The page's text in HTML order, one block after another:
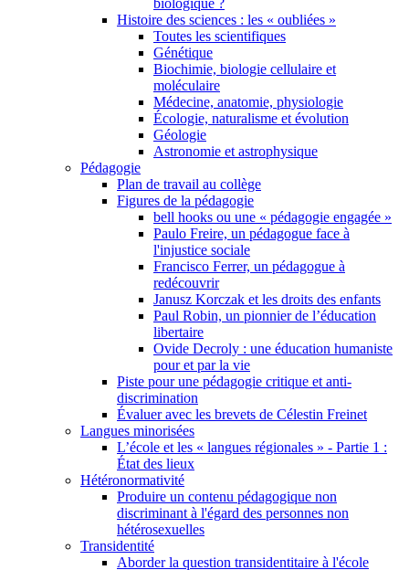
biologique ?
Histoire des sciences : les « oubliées »
Toutes les scientifiques
Génétique
Biochimie, biologie cellulaire et
moléculaire
Médecine, anatomie, physiologie
Écologie, naturalisme et évolution
Géologie
Astronomie et astrophysique
Pédagogie
Plan de travail au collège
Figures de la pédagogie
bell hooks ou une « pédagogie engagée »
Paulo Freire, un pédagogue face à
l'injustice sociale
Francisco Ferrer, un pédagogue à
redécouvrir
Janusz Korczak et les droits des enfants
Paul Robin, un pionnier de l’éducation
libertaire
Ovide Decroly : une éducation humaniste
pour et par la vie
Piste pour une pédagogie critique et anti-
discrimination
Évaluer avec les brevets de Célestin Freinet
Langues minorisées
L’école et les « langues régionales » - Partie 1 :
État des lieux
Hétéronormativité
Produire un contenu pédagogique non
discriminant à l'égard des personnes non
hétérosexuelles
Transidentité
Aborder la question transidentitaire à l'école